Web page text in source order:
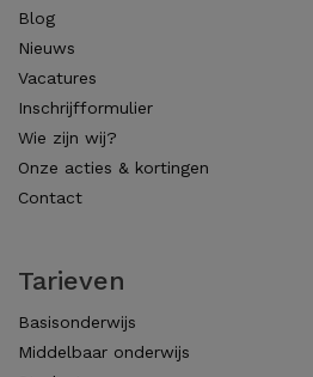
Blog
Nieuws
Vacatures
Inschrijfformulier
Wie zijn wij?
Onze acties & kortingen
Contact
Tarieven
Basisonderwijs
Middelbaar onderwijs